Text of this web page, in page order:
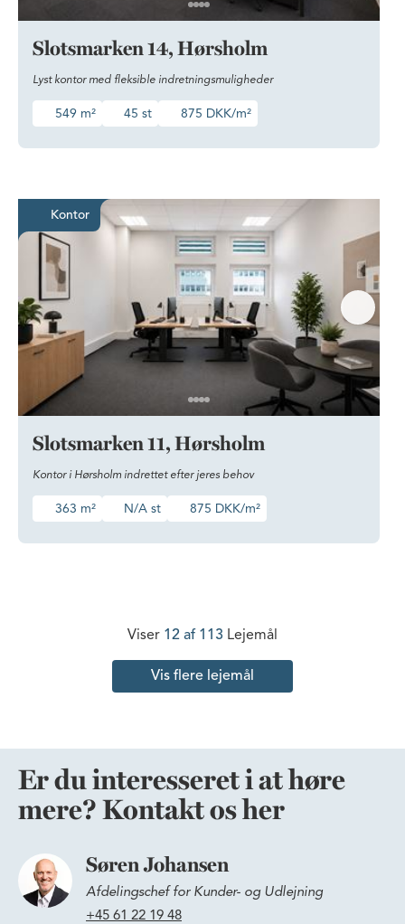
Slotsmarken 14, Hørsholm
Lyst kontor med fleksible indretningsmuligheder
549 m² 45 st 875 DKK/m²
Kontor
Slotsmarken 11, Hørsholm
Kontor i Hørsholm indrettet efter jeres behov
363 m² N/A st 875 DKK/m²
Viser 12 af 113 Lejemål
Vis flere lejemål
Er du interesseret i at høre
mere? Kontakt os her
Søren Johansen
Afdelingschef for Kunder- og Udlejning
+45 61 22 19 48